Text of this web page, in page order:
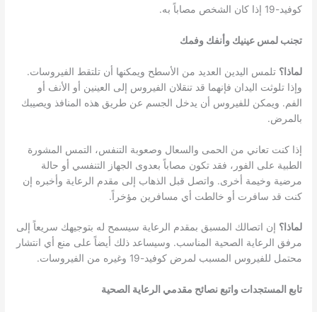
كوفيد-19 إذا كان الشخص مصاباً به.
تجنب لمس عينيك وأنفك وفمك
لماذا؟ تلمس اليدين العديد من الأسطح ويمكنها أن تلتقط الفيروسات.
وإذا تلوثت اليدان فإنهما قد تنقلان الفيروس إلى العينين أو الأنف أو
الفم. ويمكن للفيروس أن يدخل الجسم عن طريق هذه المنافذ ويصيبك
بالمرض.
إذا كنت تعاني من الحمى والسعال وصعوبة التنفس، التمس المشورة
الطبية على الفور، فقد تكون مصاباً بعدوى الجهاز التنفسي أو حالة
مرضية وخيمة أخرى. واتصل قبل الذهاب إلى مقدم الرعاية وأخبره إن
كنت قد سافرت أو خالطت أي مسافرين مؤخراً.
لماذا؟ إن اتصالك المسبق بمقدم الرعاية سيسمح له بتوجيهك سريعاً إلى
مرفق الرعاية الصحية المناسب. وسيساعد ذلك أيضاً على منع أي انتشار
محتمل للفيروس المسبب لمرض كوفيد-19 وغيره من الفيروسات.
تابع المستجدات واتبع نصائح مقدمي الرعاية الصحية